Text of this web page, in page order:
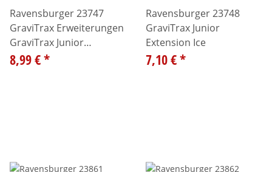
Ravensburger 23747
GraviTrax Erweiterungen
GraviTrax Junior
Extension Jungle
8,99 €*
Ravensburger 23748
GraviTrax Junior
Extension Ice
7,10 €*